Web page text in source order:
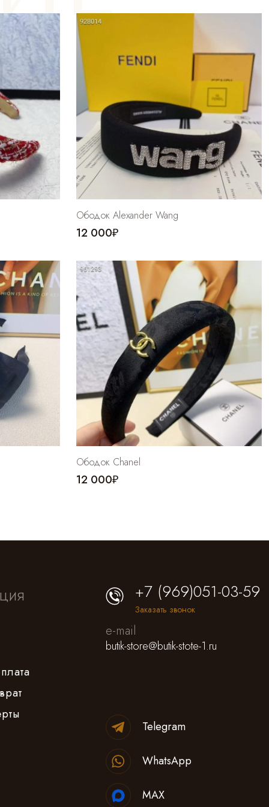
Ободок Alexander Wang
12 000₽
Ободок Chanel
12 000₽
+7 (969)051-03-59
Заказать звонок
e-mail
butik-store@butik-stote-1.ru
Telegram
WhatsApp
MAX